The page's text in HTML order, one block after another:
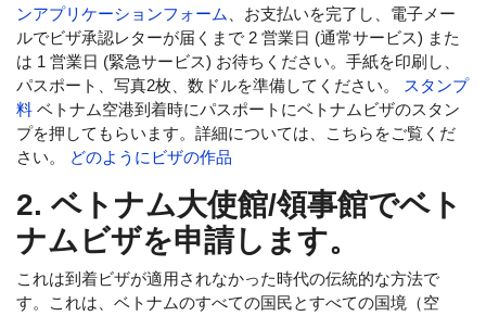
ンアプリケーションフォーム
、お支払いを完了し、電子メー
ルでビザ承認レターが届くまで 2 営業日 (通常サービス) また
は 1 営業日 (緊急サービス) お待ちください。手紙を印刷し、
パスポート、写真2枚、数ドルを準備してください。
スタンプ
料 ベトナム空港到着時にパスポートにベトナムビザのスタン
プを押してもらいます。詳細については、こちらをご覧くだ
さい。
どのようにビザの作品
2. ベトナム大使館/領事館でベト
ナムビザを申請します。
これは到着ビザが適用されなかった時代の伝統的な方法で
す。これは、ベトナムのすべての国民とすべての国境（空